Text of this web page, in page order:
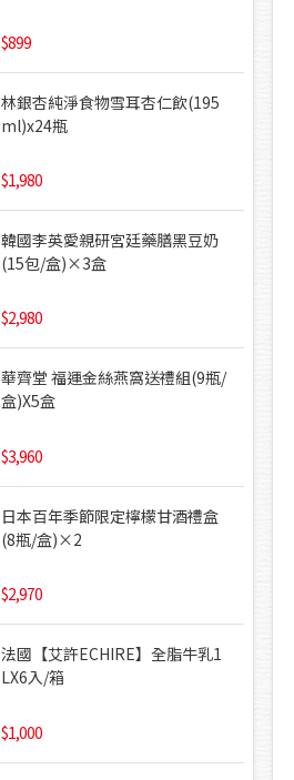
899
林銀杏純淨食物雪耳杏仁飲(195
ml)x24瓶
1,980
韓國李英愛親研宮廷藥膳黑豆奶
(15包/盒)×3盒
2,980
華齊堂 福運金絲燕窩送禮組(9瓶/
盒)X5盒
3,960
日本百年季節限定檸檬甘酒禮盒
(8瓶/盒)×2
2,970
法國【艾許ECHIRE】全脂牛乳1
LX6入/箱
1,000